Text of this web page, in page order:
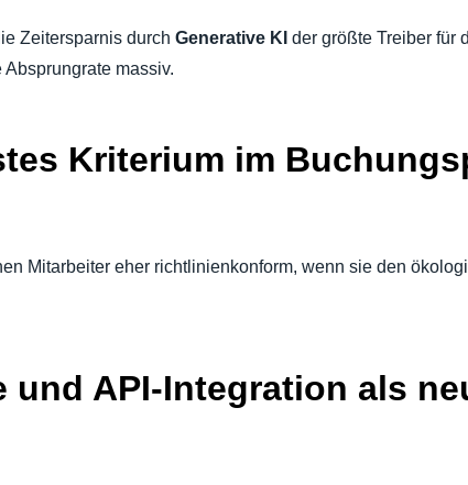
Zeitersparnis durchGenerative KI der größte Treiber für
massiv.
Kriterium im
Mitarbeiter eher richtlinienkonform, wenn sie den
und API-Integration als